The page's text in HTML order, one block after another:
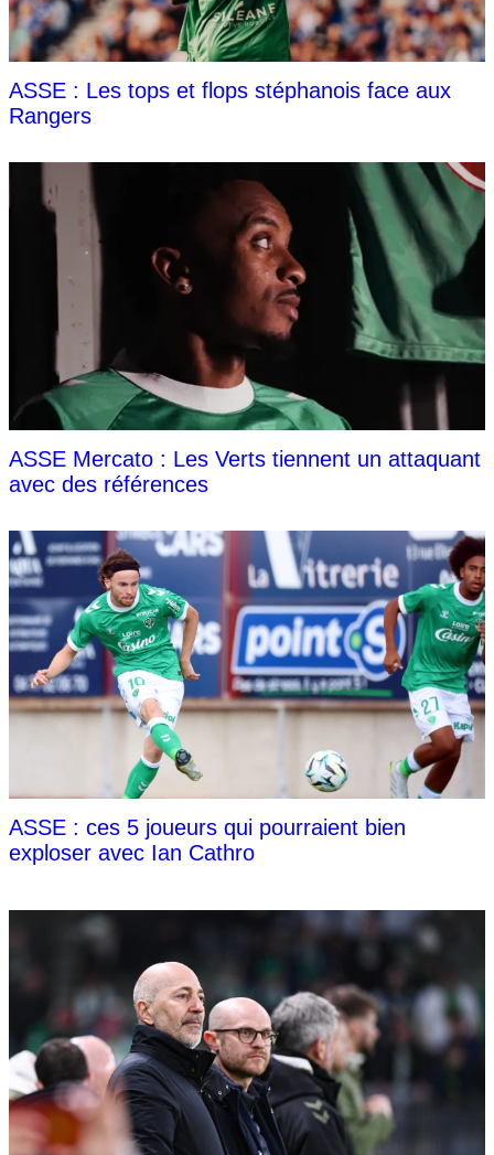
ASSE : Les tops et flops stéphanois face aux
Rangers
ASSE Mercato : Les Verts tiennent un attaquant
avec des références
ASSE : ces 5 joueurs qui pourraient bien
exploser avec Ian Cathro